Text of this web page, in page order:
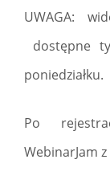
UWAGA:
dostępne
poniedziałku.
Po
WebinarJam